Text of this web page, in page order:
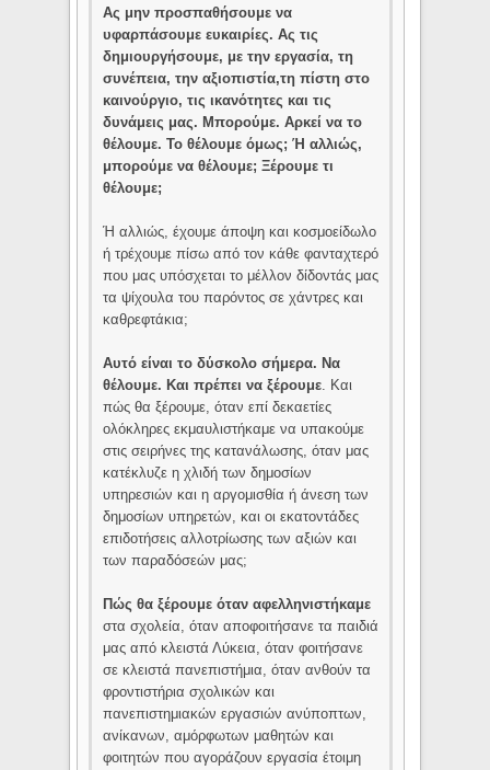
Ας μην προσπαθήσουμε να
υφαρπάσουμε ευκαιρίες. Ας τις
δημιουργήσουμε, με την εργασία, τη
συνέπεια, την αξιοπιστία,τη πίστη στο
καινούργιο, τις ικανότητες και τις
δυνάμεις μας. Μπορούμε. Αρκεί να το
θέλουμε. Το θέλουμε όμως; Ή αλλιώς,
μπορούμε να θέλουμε; Ξέρουμε τι
θέλουμε;
Ή αλλιώς, έχουμε άποψη και κοσμοείδωλο
ή τρέχουμε πίσω από τον κάθε φανταχτερό
που μας υπόσχεται το μέλλον δίδοντάς μας
τα ψίχουλα του παρόντος σε χάντρες και
καθρεφτάκια;
Αυτό είναι το δύσκολο σήμερα. Να
θέλουμε. Και πρέπει να ξέρουμε. Και
πώς θα ξέρουμε, όταν επί δεκαετίες
ολόκληρες εκμαυλιστήκαμε να υπακούμε
στις σειρήνες της κατανάλωσης, όταν μας
κατέκλυζε η χλιδή των δημοσίων
υπηρεσιών και η αργομισθία ή άνεση των
δημοσίων υπηρετών, και οι εκατοντάδες
επιδοτήσεις αλλοτρίωσης των αξιών και
των παραδόσεών μας;
Πώς θα ξέρουμε όταν αφελληνιστήκαμε
στα σχολεία, όταν αποφοιτήσανε τα παιδιά
μας από κλειστά Λύκεια, όταν φοιτήσανε
σε κλειστά πανεπιστήμια, όταν ανθούν τα
φροντιστήρια σχολικών και
πανεπιστημιακών εργασιών ανύποπτων,
ανίκανων, αμόρφωτων μαθητών και
φοιτητών που αγοράζουν εργασία έτοιμη